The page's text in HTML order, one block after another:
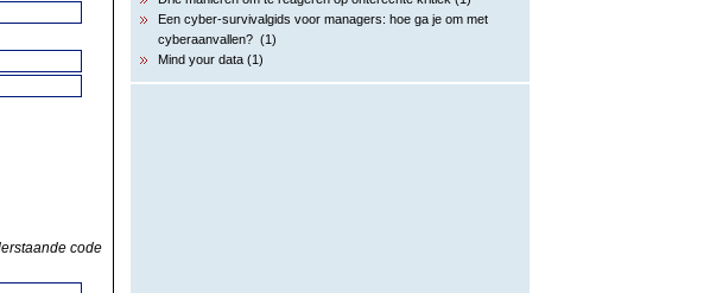
code
Een cyber-survivalgids voor managers: hoe ga je om met
cyberaanvallen? (1)
Mind your data (1)